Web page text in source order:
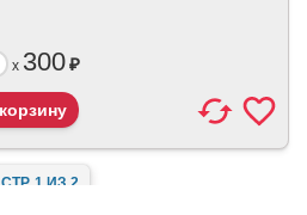
x 300₽
СТР. 1 ИЗ 2